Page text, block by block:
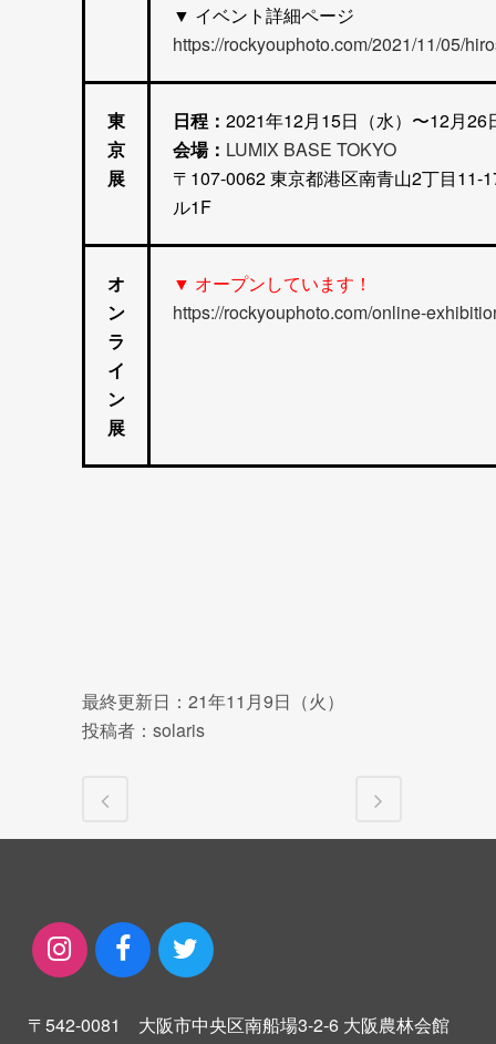
▼ イベント詳細ページ
https://rockyouphoto.com/2021/11/05/
東
京
展
日程： 2021年12月15日（水）〜12月26
会場： LUMIX BASE TOKYO
〒107-0062 東京都港区南青山2丁目11-
ル1F
オ
ン
ラ
イ
ン
展
▼ オープンしています！
https://rockyouphoto.com/online-
最終更新日：21年11月9日（火）
投稿者：solaris
〒542-0081 大阪市中央区南船場3-2-6 大阪農林会館